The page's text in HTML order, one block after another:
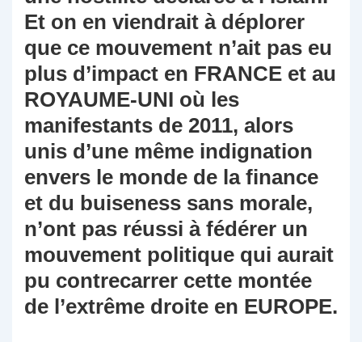
Et on en viendrait à déplorer
que ce mouvement n’ait pas eu
plus d’impact en FRANCE et au
ROYAUME-UNI où les
manifestants de 2011, alors
unis d’une même indignation
envers le monde de la finance
et du buiseness sans morale,
n’ont pas réussi à fédérer un
mouvement politique qui aurait
pu contrecarrer cette montée
de l’extrême droite en EUROPE.